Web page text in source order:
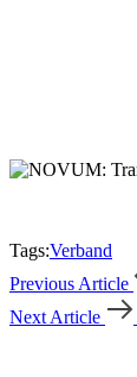
Tags:Verband
Previous Article
Next Article